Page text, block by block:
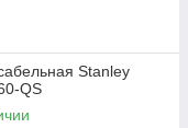
Stanley
QS